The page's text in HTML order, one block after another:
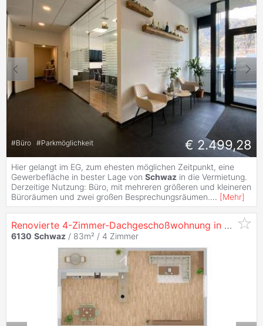
#Büro #Parkmöglichkeit € 2.499,28
Hier gelangt im EG, zum ehesten möglichen Zeitpunkt, eine
Gewerbefläche in bester Lage von Schwaz in die Vermietung.
Derzeitige Nutzung: Büro, mit mehreren größeren und kleineren
Büroräumen und zwei großen Besprechungsräumen.... [Mehr]
Renovierte 4-Zimmer-Dachgeschoßwohnung in
Schwaz
6130 Schwaz / 83m² / 4 Zimmer